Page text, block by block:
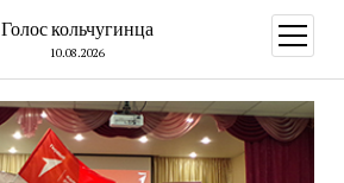
Голос кольчугинца
10.08.2026
меню